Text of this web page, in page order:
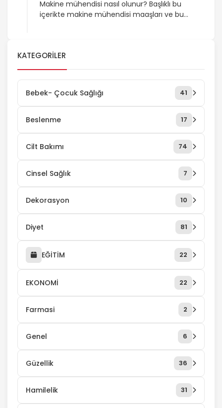
Makine mühendisi nasıl olunur? Başlıklı bu
içerikte makine mühendisi maaşları ve bu
rol oynayan makine mühendisleri, üretime
dayılı işletmelerde de makinelerin verim
kapasitesini artırmaya yönelik çalışmalar
yaparlar. İş bulma imkânları ve mesleğin
sağladığı avantajlar nedeniyle birçok genç,
makine mühendisliği bölümü okumayı tercih
ediyor. […]
KATEGORILER
Bebek- Çocuk Sağlığı 41
Beslenme 17
Cilt Bakımı 74
Cinsel Sağlık 7
Dekorasyon 10
Diyet 81
EĞİTİM 22
EKONOMİ 22
Farmasi 2
Genel 6
Güzellik 36
Hamilelik 31